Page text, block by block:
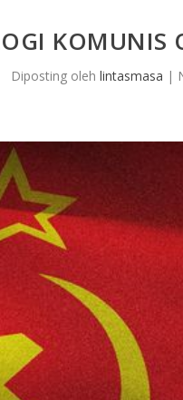
KOMUNIS
Diposting olehlintasmasa |